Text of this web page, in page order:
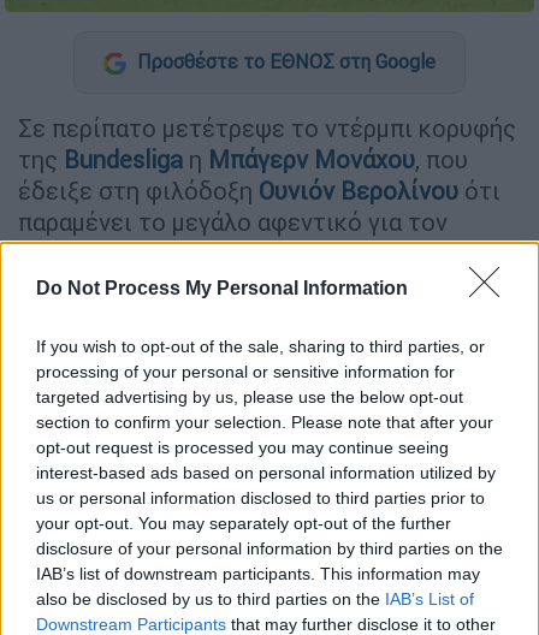
Do Not Process My Personal Information
If you wish to opt-out of the sale, sharing to third parties, or
processing of your personal or sensitive information for
targeted advertising by us, please use the below opt-out
section to confirm your selection. Please note that after your
opt-out request is processed you may continue seeing
interest-based ads based on personal information utilized by
us or personal information disclosed to third parties prior to
your opt-out. You may separately opt-out of the further
disclosure of your personal information by third parties on the
IAB’s list of downstream participants. This information may
also be disclosed by us to third parties on the IAB’s List of
Downstream Participants that may further disclose it to other
Προσθέστε το ΕΘΝΟΣ στη Google
Σε περίπατο μετέτρεψε το ντέρμπι κορυφής
της Bundesliga η Μπάγερν Μονάχου, που
έδειξε στη φιλόδοξη Ουνιόν Βερολίνου ότι
παραμένει το μεγάλο αφεντικό για τον
τίτλο. Οι Βαυαροί επικράτησαν με άνεση 3-0
των Βερολινέζων στηνΑλιάντς Αρένα
και
όπου συγκατοικούν με τηνΝτόρτμουντ.
Αντιθέτως, η Ουνιόν έμεινε τρεις βαθμούς
πίσω στην κούρσα για το πρωτάθλημα.
Η Μπάγερν χρειάστηκε ένα ημίχρονο για να
καθαρίσει το ντέρμπι και στη συνέχεια έκανε
διαχείριση δεδομένου ότι προέρχεται από
ένα βαρύ πρόγραμμα με σερί αγώνες σε
πρωτάθλημα, Κύπελλο και Champions
League. Η ήττα απ' την Γκλάντμπαχ την